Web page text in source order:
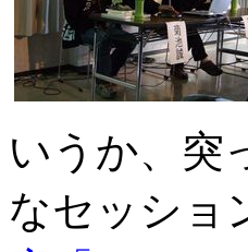
いうか、突
なセッショ